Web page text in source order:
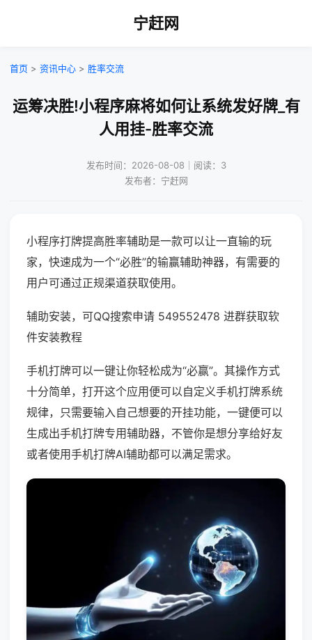
宁赶网
首页 > 资讯中心 > 胜率交流
运筹决胜!小程序麻将如何让系统发好牌_有
人用挂-胜率交流
发布时间：2026-08-08｜阅读：3
发布者：宁赶网
小程序打牌提高胜率辅助是一款可以让一直输的玩
家，快速成为一个“必胜”的输赢辅助神器，有需要的
用户可通过正规渠道获取使用。
辅助安装，可QQ搜索申请 549552478 进群获取软
件安装教程
手机打牌可以一键让你轻松成为“必赢”。其操作方式
十分简单，打开这个应用便可以自定义手机打牌系统
规律，只需要输入自己想要的开挂功能，一键便可以
生成出手机打牌专用辅助器，不管你是想分享给好友
或者使用手机打牌AI辅助都可以满足需求。